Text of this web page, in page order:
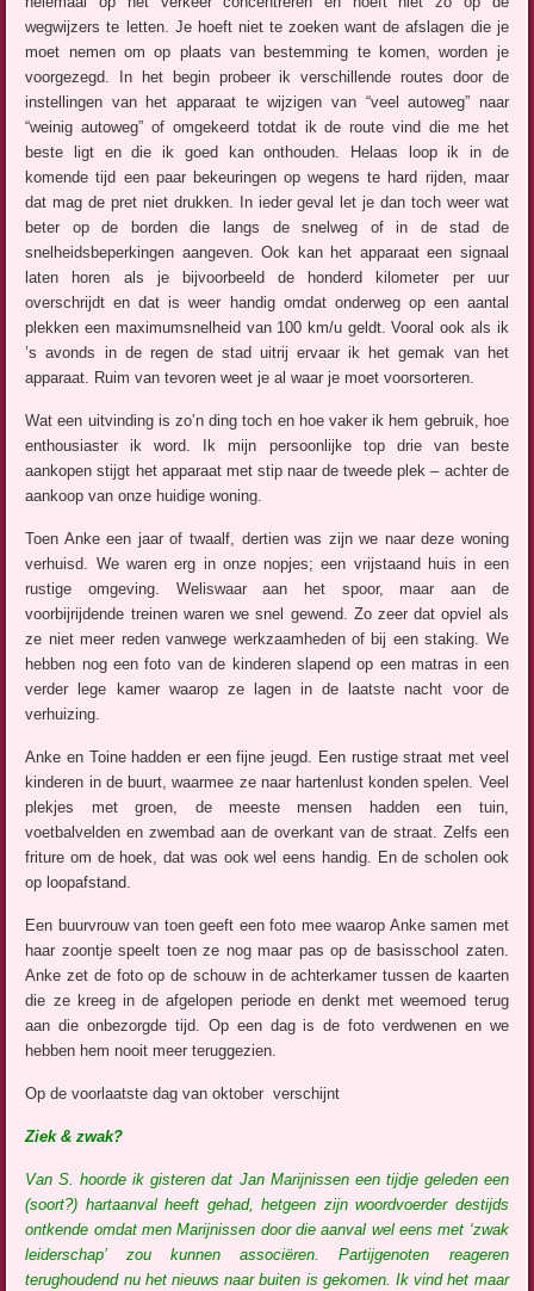
wegwijzers te letten. Je hoeft niet te zoeken want de afslagen die je
moet nemen om op plaats van bestemming te komen, worden je
voorgezegd. In het begin probeer ik verschillende routes door de
instellingen van het apparaat te wijzigen van “veel autoweg” naar
“weinig autoweg” of omgekeerd totdat ik de route vind die me het
beste ligt en die ik goed kan onthouden. Helaas loop ik in de
komende tijd een paar bekeuringen op wegens te hard rijden, maar
dat mag de pret niet drukken. In ieder geval let je dan toch weer wat
beter op de borden die langs de snelweg of in de stad de
snelheidsbeperkingen aangeven. Ook kan het apparaat een signaal
laten horen als je bijvoorbeeld de honderd kilometer per uur
overschrijdt en dat is weer handig omdat onderweg op een aantal
plekken een maximumsnelheid van 100 km/u geldt. Vooral ook als ik
’s avonds in de regen de stad uitrij ervaar ik het gemak van het
apparaat. Ruim van tevoren weet je al waar je moet voorsorteren.
Wat een uitvinding is zo’n ding toch en hoe vaker ik hem gebruik, hoe
enthousiaster ik word. Ik mijn persoonlijke top drie van beste
aankopen stijgt het apparaat met stip naar de tweede plek – achter de
aankoop van onze huidige woning.
Toen Anke een jaar of twaalf, dertien was zijn we naar deze woning
verhuisd. We waren erg in onze nopjes; een vrijstaand huis in een
rustige omgeving. Weliswaar aan het spoor, maar aan de
voorbijrijdende treinen waren we snel gewend. Zo zeer dat opviel als
ze niet meer reden vanwege werkzaamheden of bij een staking. We
hebben nog een foto van de kinderen slapend op een matras in een
verder lege kamer waarop ze lagen in de laatste nacht voor de
verhuizing.
Anke en Toine hadden er een fijne jeugd. Een rustige straat met veel
kinderen in de buurt, waarmee ze naar hartenlust konden spelen. Veel
plekjes met groen, de meeste mensen hadden een tuin,
voetbalvelden en zwembad aan de overkant van de straat. Zelfs een
friture om de hoek, dat was ook wel eens handig. En de scholen ook
op loopafstand.
Een buurvrouw van toen geeft een foto mee waarop Anke samen met
haar zoontje speelt toen ze nog maar pas op de basisschool zaten.
Anke zet de foto op de schouw in de achterkamer tussen de kaarten
die ze kreeg in de afgelopen periode en denkt met weemoed terug
aan die onbezorgde tijd. Op een dag is de foto verdwenen en we
hebben hem nooit meer teruggezien.
Op de voorlaatste dag van oktober verschijnt
Ziek & zwak?
Van S. hoorde ik gisteren dat Jan Marijnissen een tijdje geleden een
(soort?) hartaanval heeft gehad, hetgeen zijn woordvoerder destijds
ontkende omdat men Marijnissen door die aanval wel eens met ‘zwak
leiderschap’ zou kunnen associëren. Partijgenoten reageren
terughoudend nu het nieuws naar buiten is gekomen. Ik vind het maar